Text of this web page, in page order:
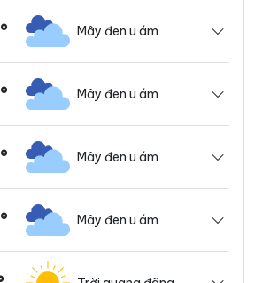
Mây đen u ám
Mây đen u ám
Mây đen u ám
Mây đen u ám